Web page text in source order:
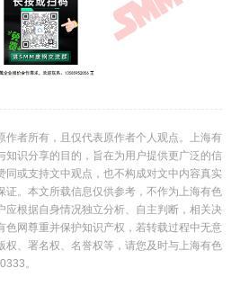
作者所有，且仅代表原作者个人观点。上海有
知识分享的目的，旨在为用户提供更广泛的信
同或支持文中观点，也不构成对文中内容真实
证。本文所载信息仅供参考，不作为上海有色
应根据自身情况独立分析、自主判断，相关决
色网尊重并保护知识产权，若转载过程中无意
权、署名权、名誉权等，请您及时与上海有色
。